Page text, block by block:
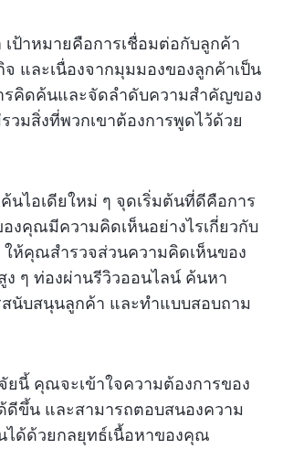
เป้าหมายคือการเชื่อมต่อกับลูกค้า
จ และเนื่องจากมุมมองของลูกค้าเป็น
คิดค้นและจัดลำดับความสำคัญของ
วมสิ่งที่พวกเขาต้องการพูดไว้ด้วย
นไอเดียใหม่ ๆ จุดเริ่มต้นที่ดีคือการ
งคุณมีความคิดเห็นอย่างไรเกี่ยวกับ
ห้คุณสำรวจส่วนความคิดเห็นของ
ๆ ท่องผ่านรีวิวออนไลน์ ค้นหา
นับสนุนลูกค้า และทำแบบสอบถาม
ยนี้ คุณจะเข้าใจความต้องการของ
ขึ้น และสามารถตอบสนองความ
ได้ด้วยกลยุทธ์เนื้อหาของคุณ